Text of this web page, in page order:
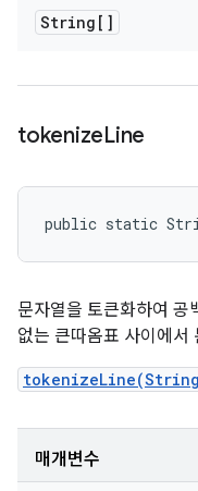
String[]
tokenizeLine
public static
문자열을 토큰화하여 공
없는 큰따옴표 사이에서
매개변수